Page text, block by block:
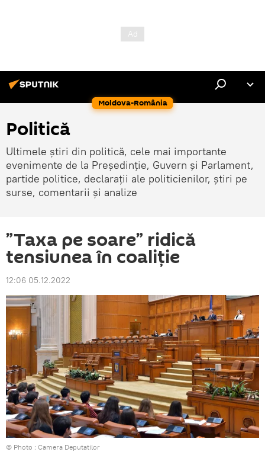
Moldova-România
Politică
Ultimele știri din politică, cele mai importante
evenimente de la Președinție, Guvern și Parlament,
partide politice, declarații ale politicienilor, știri pe
surse, comentarii și analize
”Taxa pe soare” ridică
tensiunea în coaliție
12:06 05.12.2022
© Photo : Camera Deputatilor